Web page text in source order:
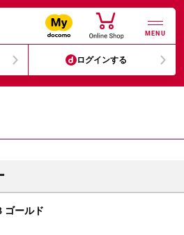
MENU
ログインする
ゴールド